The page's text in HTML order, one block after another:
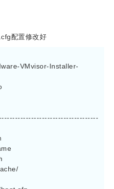
配置修改好
VMvisor-Installer-